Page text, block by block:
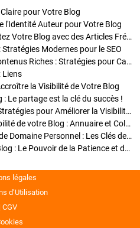
pour Votre Blog
l'Identité Auteur pour Votre Blog
Stratégies de Publication : Boostez Votre Blog avec des Articles Fréquents et Exclusifs
Modernes pour le SEO
Enrichir Vos Articles avec des Contenus Riches : Stratégies pour Captiver et Optimiser
Liens
la Visibilité de Votre Blog
Le partage est la clé du succès !
Optimisation SEO des Articles : Stratégies pour Améliorer la Visibilité de Votre Blog
Stratégies pour améliorer la visibilité de votre Blog : Annuaire et Collaborations
Pourquoi Investir dans un Nom de Domaine Personnel : Les Clés de la Réussite de Votre Blog
Comment Faire Émerger Votre Blog : Le Pouvoir de la Patience et de la Persévérance
légales
d’Utilisation
CGV